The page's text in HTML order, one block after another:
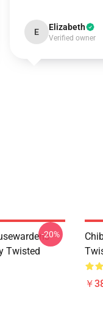
E Elizabeth
Verified owner
Twisted
-20%
￥